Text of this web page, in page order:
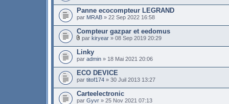
Panne ecocompteur LEGRAND
par MRAB » 22 Sep 2022 16:58
Compteur gazpar et eedomus
par kiryear » 08 Sep 2019 20:29
Linky
par admin » 18 Mai 2021 20:06
ECO DEVICE
par titof174 » 30 Juil 2013 13:27
Carteelectronic
par Gyvr » 25 Nov 2021 07:13